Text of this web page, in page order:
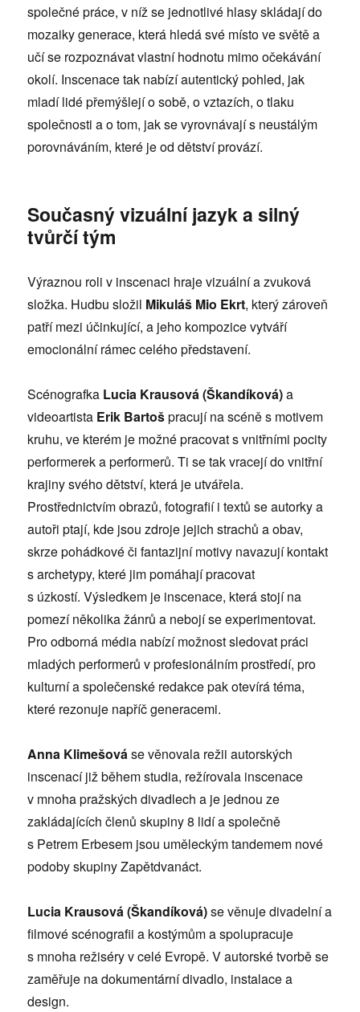
společné práce, v níž se jednotlivé hlasy skládají do
mozaiky generace, která hledá své místo ve světě a
učí se rozpoznávat vlastní hodnotu mimo očekávání
okolí. Inscenace tak nabízí autentický pohled, jak
mladí lidé přemýšlejí o sobě, o vztazích, o tlaku
společnosti a o tom, jak se vyrovnávají s neustálým
porovnáváním, které je od dětství provází.
Současný vizuální jazyk a silný
tvůrčí tým
Výraznou roli v inscenaci hraje vizuální a zvuková
složka. Hudbu složil Mikuláš Mio Ekrt, který zároveň
patří mezi účinkující, a jeho kompozice vytváří
emocionální rámec celého představení.
Scénografka Lucia Krausová (Škandíková)a
videoartista Erik Bartošpracují na scéně s motivem
kruhu, ve kterém je možné pracovat s vnitřními pocity
performerek a performerů. Ti se tak vracejí do vnitřní
krajiny svého dětství, která je utvářela.
Prostřednictvím obrazů, fotografií i textů se autorky a
autoři ptají, kde jsou zdroje jejich strachů a obav,
skrze pohádkové či fantazijní motivy navazují kontakt
s archetypy, které jim pomáhají pracovat
s úzkostí. Výsledkem je inscenace, která stojí na
pomezí několika žánrů a nebojí se experimentovat.
Pro odborná média nabízí možnost sledovat práci
mladých performerů v profesionálním prostředí, pro
kulturní a společenské redakce pak otevírá téma,
které rezonuje napříč generacemi.
Anna Klimešováse věnovala režii autorských
inscenací již během studia, režírovala inscenace
v mnoha pražských divadlech a je jednou ze
zakládajících členů skupiny 8 lidí a společně
s Petrem Erbesem jsou uměleckým tandemem nové
podoby skupiny Zapětdvanáct.
Lucia Krausová (Škandíková)se věnuje divadelní a
filmové scénografii a kostýmům a spolupracuje
s mnoha režiséry v celé Evropě. V autorské tvorbě se
zaměřuje na dokumentární divadlo, instalace a
design.